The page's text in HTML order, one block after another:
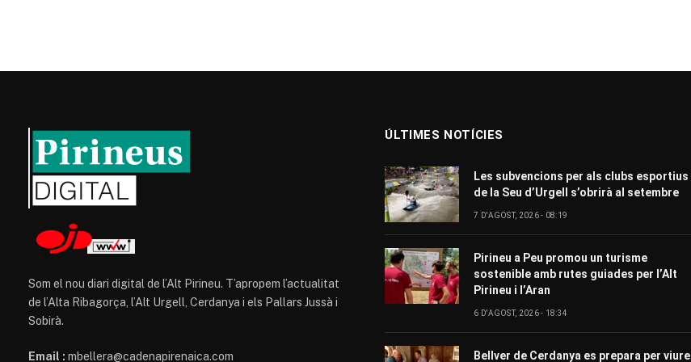
Som el nou diari digital de l’Alt Pirineu. T’apropem l’actualitat
de l’Alta Ribagorça, l’Alt Urgell, Cerdanya i els Pallars Jussà i
Sobirà.
Email : mbellera@cadenapirenaica.com
ÚLTIMES NOTÍCIES
Les subvencions per als clubs esportius
de la Seu d’Urgell s’obrirà al setembre
7 D'AGOST, 2026 - 08:19
Pirineu a Peu promou un turisme
sostenible amb rutes guiades per l’Alt
Pirineu i l’Aran
6 D'AGOST, 2026 - 18:34
Bellver de Cerdanya es prepara per viure